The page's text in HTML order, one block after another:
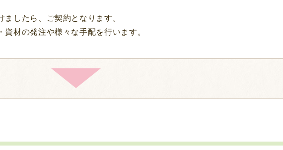
したら、ご契約となります。
材の発注や様々な手配を行います。